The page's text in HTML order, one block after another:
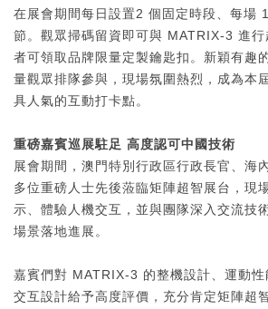
在展會期間每日設置2 個固定時段、每場
節。觀眾掃碼留資即可與 MATRIX-3 進行
者可領取品牌限量定製鑰匙扣。新穎有趣
量觀眾排隊參與，現場氛圍熱烈，成為本
具人氣的互動打卡點。
重磅嘉賓巡展駐足 高度認可中國技術
展會期間，澳門特別行政區行政長官、海
多位重磅人士先後蒞臨矩陣超智展台，現
示、體驗人機交互，並與團隊深入交流技
場景落地進展。
嘉賓們對 MATRIX-3 的整機設計、運動性
交互設計給予高度評價，充分肯定矩陣超